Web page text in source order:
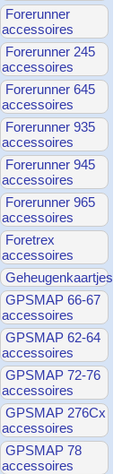
Forerunner
accessoires
Forerunner 245
accessoires
Forerunner 645
accessoires
Forerunner 935
accessoires
Forerunner 945
accessoires
Forerunner 965
accessoires
Foretrex
accessoires
Geheugenkaartjes
GPSMAP 66-67
accessoires
GPSMAP 62-64
accessoires
GPSMAP 72-76
accessoires
GPSMAP 276Cx
accessoires
GPSMAP 78
accessoires